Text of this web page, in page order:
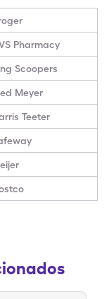
Pharmacy
Scoopers
Meyer
Teeter